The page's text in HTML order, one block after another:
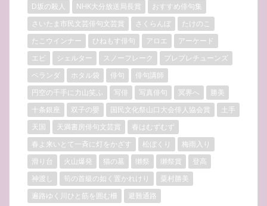
D坂の殺人 NHK大分放送局長賞
おすすめ俳句集
さいたま市民文芸俳句文芸賞
さくらんぼ
たけのこ
たこウインナー
ひねもす俳句 アロエ
アーケード
エビ
シェルター スノーフレーク
プレプレチューンズ
ベランダ
ホタル袋 俳句
俳句講師
円空の千手に力山笑ふ
写俳 写真俳句 冥界へ
勝美
十条銀座
双子の嬰 国民文化祭山口大会俳人協会賞
土手
天国
天満書房俳句文芸賞
春はむずむず
春よ来いとて一斉に灯をかざす
松ぼくり
梅雨入り
滑り台
火山爆発 猫の墓 獺祭 獺祭賞
登高
神渡し
筍の首級の如く置かれけり
粟村勝美
遍路ゆく川ひと筋を囲む柵
避難通路